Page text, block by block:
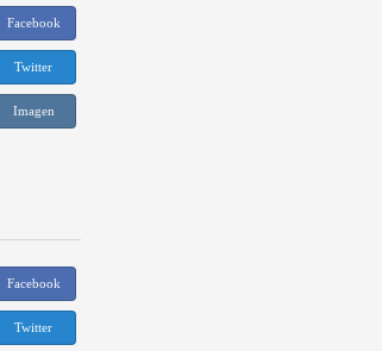
Facebook
Twitter
Imagen
Facebook
Twitter